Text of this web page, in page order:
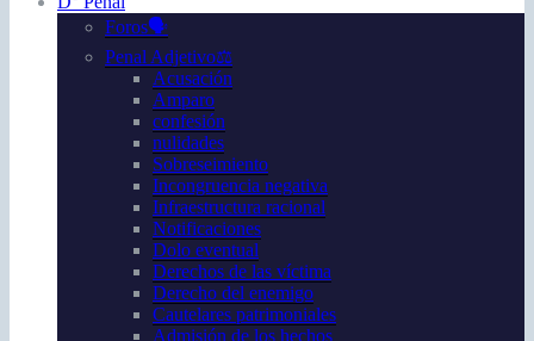
Foros🗣️
Penal Adjetivo⚖️
Acusación
Amparo
confesión
nulidades
Sobreseimiento
Incongruencia negativa
Infraestructura racional
Notificaciones
Dolo eventual
Derechos de las víctima
Derecho del enemigo
Cautelares patrimoniales
Admisión de los hechos